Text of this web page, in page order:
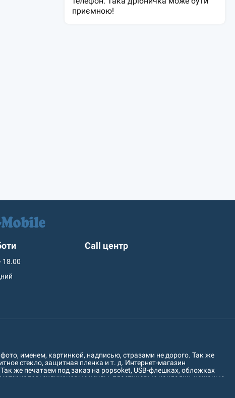
приємною!
18.00
Call центр
именем, картинкой, надписью, стразами не дорого. Так же
стекло, защитная пленка и т. д. Интернет-магазин
же печатаем под заказ на popsoket, USB-флешках, обложках
силиконовые чехлы, пластиковые накладки, кожаные